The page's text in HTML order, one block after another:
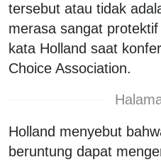
tersebut atau tidak
merasa sangat
kata Holland saat
Choice Association.
Holland menyebut
beruntung dapat